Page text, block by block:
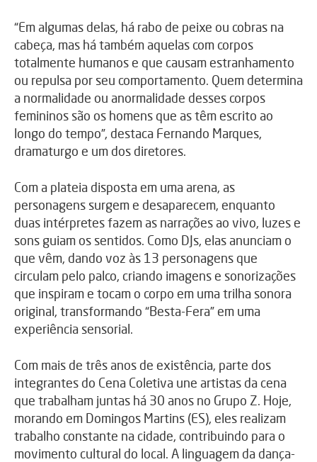
“Em algumas delas, há rabo de peixe ou cobras na
cabeça, mas há também aquelas com corpos
totalmente humanos e que causam estranhamento
ou repulsa por seu comportamento. Quem determina
a normalidade ou anormalidade desses corpos
femininos são os homens que as têm escrito ao
longo do tempo”, destaca Fernando Marques,
dramaturgo e um dos diretores.
Com a plateia disposta em uma arena, as
personagens surgem e desaparecem, enquanto
duas intérpretes fazem as narrações ao vivo, luzes e
sons guiam os sentidos. Como DJs, elas anunciam o
que vêm, dando voz às 13 personagens que
circulam pelo palco, criando imagens e sonorizações
que inspiram e tocam o corpo em uma trilha sonora
original, transformando “Besta-Fera” em uma
experiência sensorial.
Com mais de três anos de existência, parte dos
integrantes do Cena Coletiva une artistas da cena
que trabalham juntas há 30 anos no Grupo Z. Hoje,
morando em Domingos Martins (ES), eles realizam
trabalho constante na cidade, contribuindo para o
movimento cultural do local. A linguagem da dança-